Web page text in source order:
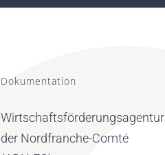
Dokumentation
Wirtschaftsförderungsagentur
der Nordfranche-Comté